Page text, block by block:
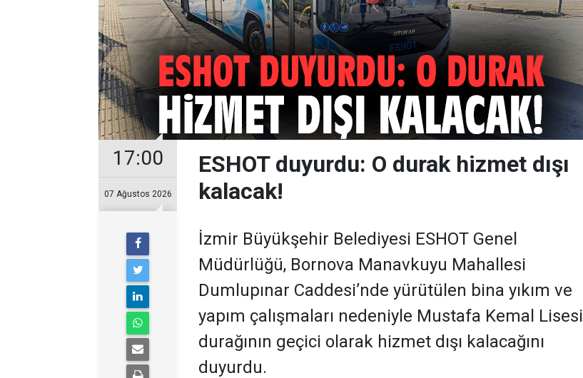
17:00
07 Ağustos 2026
ESHOT duyurdu: O durak hizmet dışı
kalacak!
İzmir Büyükşehir Belediyesi ESHOT Genel
Müdürlüğü, Bornova Manavkuyu Mahallesi
Dumlupınar Caddesi’nde yürütülen bina yıkım ve
yapım çalışmaları nedeniyle Mustafa Kemal Lisesi
durağının geçici olarak hizmet dışı kalacağını
duyurdu.